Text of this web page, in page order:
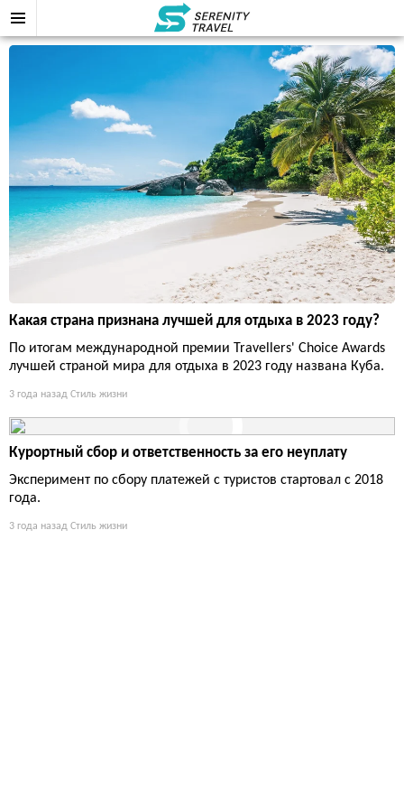
Какая страна признана лучшей для отдыха в 2023 году?
По итогам международной премии Travellers' Choice Awards
лучшей страной мира для отдыха в 2023 году названа Куба.
3 года назад Стиль жизни
Курортный сбор и ответственность за его неуплату
Эксперимент по сбору платежей с туристов стартовал с 2018
года.
3 года назад Стиль жизни